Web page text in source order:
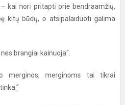
kai nori pritapti prie bendraamžių,
kitų būdų, o atsipalaiduoti galima
brangiai kainuoja“.
merginos, merginoms tai tikrai